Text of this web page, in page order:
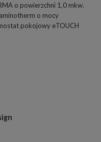
o powierzchni 1,0 mkw.
o mocy
pokojowy eTOUCH